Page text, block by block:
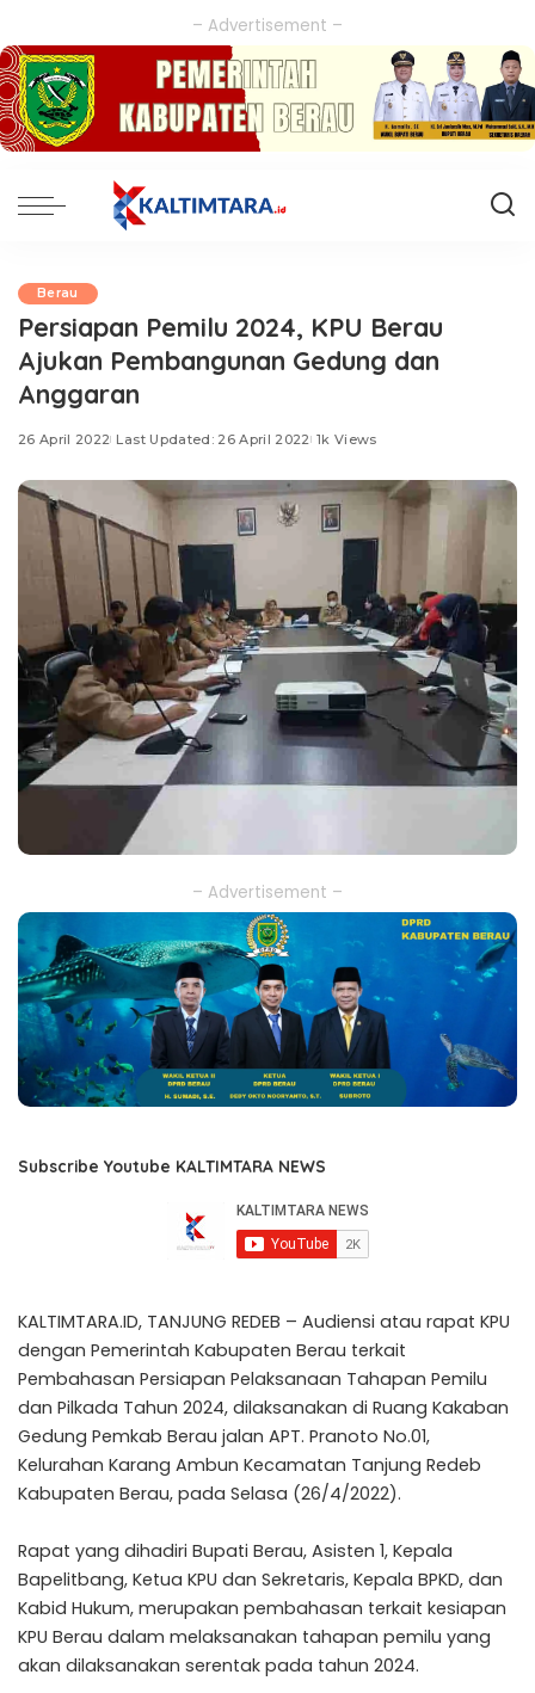
– Advertisement –
Berau
Persiapan Pemilu 2024, KPU Berau
Ajukan Pembangunan Gedung dan
Anggaran
26 April 2022 Last Updated: 26 April 2022 1k Views
– Advertisement –
Subscribe Youtube KALTIMTARA NEWS
KALTIMTARA.ID, TANJUNG REDEB – Audiensi atau rapat KPU
dengan Pemerintah Kabupaten Berau terkait
Pembahasan Persiapan Pelaksanaan Tahapan Pemilu
dan Pilkada Tahun 2024, dilaksanakan di Ruang Kakaban
Gedung Pemkab Berau jalan APT. Pranoto No.01,
Kelurahan Karang Ambun Kecamatan Tanjung Redeb
Kabupaten Berau, pada Selasa (26/4/2022).
Rapat yang dihadiri Bupati Berau, Asisten 1, Kepala
Bapelitbang, Ketua KPU dan Sekretaris, Kepala BPKD, dan
Kabid Hukum, merupakan pembahasan terkait kesiapan
KPU Berau dalam melaksanakan tahapan pemilu yang
akan dilaksanakan serentak pada tahun 2024.